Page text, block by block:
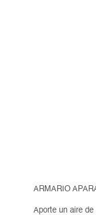
ARMARIO
Aporte un aire